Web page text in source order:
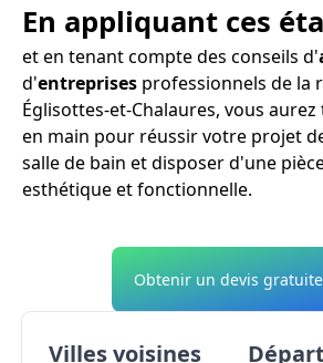
En appliquant ces
et en tenant compte des conseils d'
d'entreprises professionnels de la
Églisottes-et-Chalaures, vous
en main pour réussir votre projet
salle de bain et disposer d'une
esthétique et fonctionnelle.
Obtenir un devis
Villes voisines